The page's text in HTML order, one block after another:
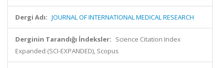
Dergi Adı: JOURNAL OF INTERNATIONAL MEDICAL RESEARCH
Derginin Tarandığı İndeksler: Science Citation Index
Expanded (SCI-EXPANDED), Scopus